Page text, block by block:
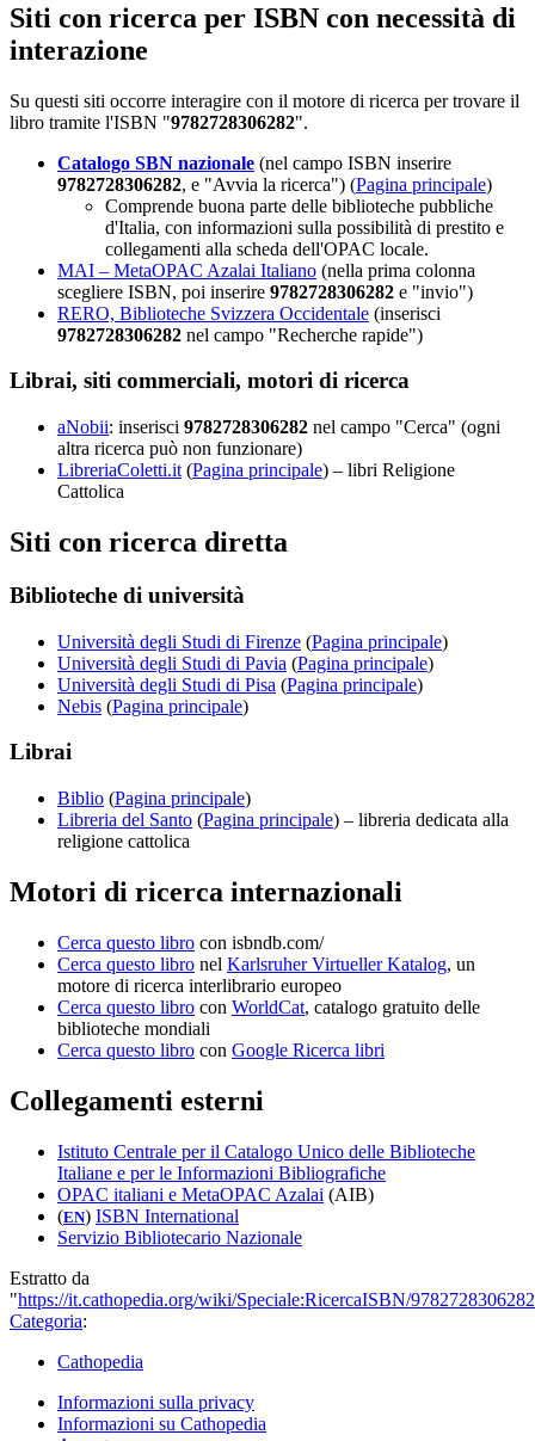
Siti con ricerca per ISBN con necessità di
interazione
Su questi siti occorre interagire con il motore di ricerca per trovare il
libro tramite l'ISBN "9782728306282".
Catalogo SBN nazionale (nel campo ISBN inserire
9782728306282, e "Avvia la ricerca") (Pagina principale)
Comprende buona parte delle biblioteche pubbliche
d'Italia, con informazioni sulla possibilità di prestito e
collegamenti alla scheda dell'OPAC locale.
MAI – MetaOPAC Azalai Italiano (nella prima colonna
scegliere ISBN, poi inserire 9782728306282 e "invio")
RERO, Biblioteche Svizzera Occidentale (inserisci
9782728306282 nel campo "Recherche rapide")
Librai, siti commerciali, motori di ricerca
aNobii: inserisci 9782728306282 nel campo "Cerca" (ogni
altra ricerca può non funzionare)
LibreriaColetti.it (Pagina principale) – libri Religione
Cattolica
Siti con ricerca diretta
Biblioteche di università
Università degli Studi di Firenze (Pagina principale)
Università degli Studi di Pavia (Pagina principale)
Università degli Studi di Pisa (Pagina principale)
Nebis (Pagina principale)
Librai
Biblio (Pagina principale)
Libreria del Santo (Pagina principale) – libreria dedicata alla
religione cattolica
Motori di ricerca internazionali
Cerca questo libro con isbndb.com/
Cerca questo libro nel Karlsruher Virtueller Katalog, un
motore di ricerca interlibrario europeo
Cerca questo libro con WorldCat, catalogo gratuito delle
biblioteche mondiali
Cerca questo libro con Google Ricerca libri
Collegamenti esterni
Istituto Centrale per il Catalogo Unico delle Biblioteche
Italiane e per le Informazioni Bibliografiche
OPAC italiani e MetaOPAC Azalai (AIB)
(EN) ISBN International
Servizio Bibliotecario Nazionale
Estratto da
"https://it.cathopedia.org/wiki/Speciale:RicercaISBN/9782728306282
Categoria:
Cathopedia
Informazioni sulla privacy
Informazioni su Cathopedia